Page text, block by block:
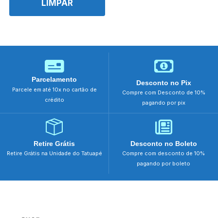
LIMPAR
Parcelamento
Parcele em até 10x no cartão de
crédito
Desconto no Pix
Compre com Desconto de 10%
pagando por pix
Retire Grátis
Retire Grátis na Unidade do Tatuapé
Desconto no Boleto
Compre com desconto de 10%
pagando por boleto